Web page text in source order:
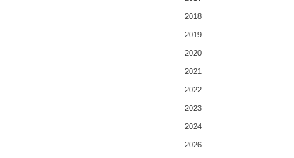
2018
2019
2020
2021
2022
2023
2024
2026